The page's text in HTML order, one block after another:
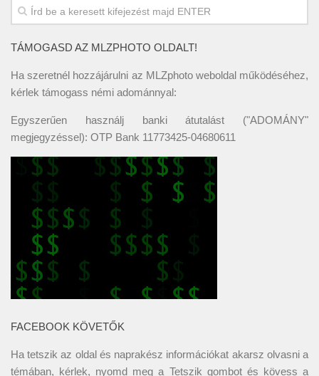
TÁMOGASD AZ MLZPHOTO OLDALT!
Ha szeretnél hozzájárulni az MLZphoto weboldal működéséhez,
kérlek támogass némi adománnyal:
Egyszerűen használj banki átutalást ("ADOMÁNY"
megjegyzéssel): OTP Bank 11773425-04680611
FACEBOOK KÖVETŐK
Ha tetszik az oldal és naprakész információkat akarsz olvasni a
témában, kérlek, nyomd meg a Tetszik gombot és kövess a